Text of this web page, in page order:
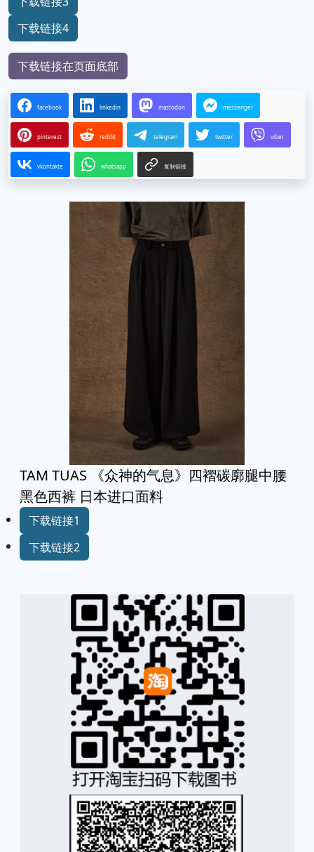
下载链接4
下载链接在页面底部
facebook linkedin mastodon messenger
pinterest reddit telegram twitter viber
vkontakte whatsapp 复制链接
TAM TUAS 《众神的气息》四褶碳廓腿中腰
黑色西裤 日本进口面料
下载链接1
下载链接2